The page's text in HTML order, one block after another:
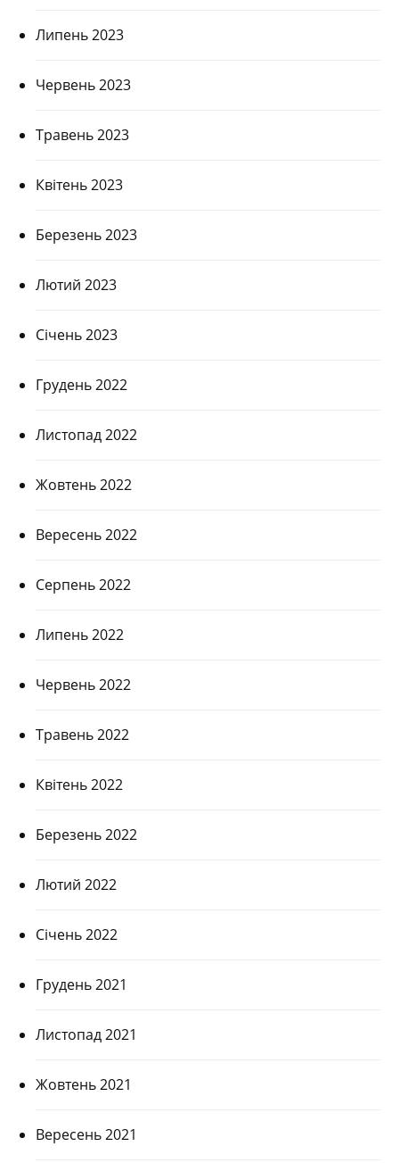
Липень 2023
Червень 2023
Травень 2023
Квітень 2023
Березень 2023
Лютий 2023
Січень 2023
Грудень 2022
Листопад 2022
Жовтень 2022
Вересень 2022
Серпень 2022
Липень 2022
Червень 2022
Травень 2022
Квітень 2022
Березень 2022
Лютий 2022
Січень 2022
Грудень 2021
Листопад 2021
Жовтень 2021
Вересень 2021